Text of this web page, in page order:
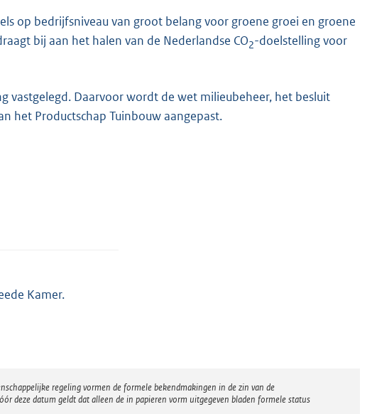
op bedrijfsniveau van groot belang voor groene groei en groene
bij aan het halen van de Nederlandse CO2-doelstelling voor
vastgelegd. Daarvoor wordt de wet milieubeheer, het besluit
het Productschap Tuinbouw aangepast.
Kamer.
regeling vormen de formele bekendmakingen in de zin van de
deze datum geldt dat alleen de in papieren vorm uitgegeven bladen formele status